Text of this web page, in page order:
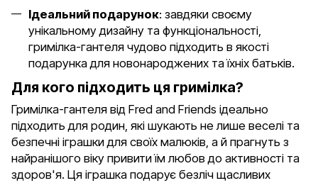
Ідеальний подарунок: завдяки своєму
унікальному дизайну та функціональності,
гримілка-гантеля чудово підходить в якості
подарунка для новонароджених та їхніх батьків.
Для кого підходить ця гримілка?
Гримілка-гантеля від Fred and Friends ідеально
підходить для родин, які шукають не лише веселі та
безпечні іграшки для своїх малюків, а й прагнуть з
найранішого віку привити їм любов до активності та
здоров'я. Ця іграшка подарує безліч щасливих